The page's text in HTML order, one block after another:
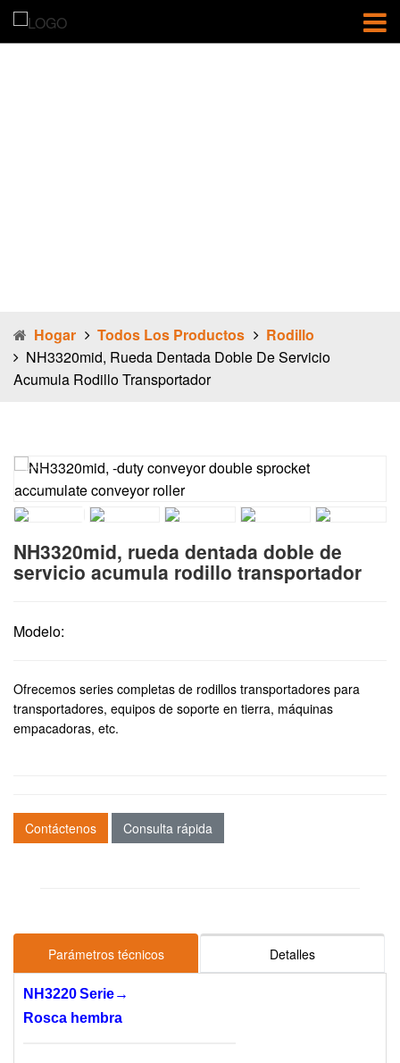
Hogar Todos Los Productos
Rodillo
NH3320mid, Rueda Dentada Doble De Servicio
Acumula Rodillo Transportador
NH3320mid, rueda dentada doble de
servicio acumula rodillo transportador
Modelo:
Ofrecemos series completas de rodillos transportadores para
transportadores, equipos de soporte en tierra, máquinas
empacadoras, etc.
Contáctenos Consulta rápida
Parámetros técnicos Detalles
NH3220Serie→
Rosca hembra